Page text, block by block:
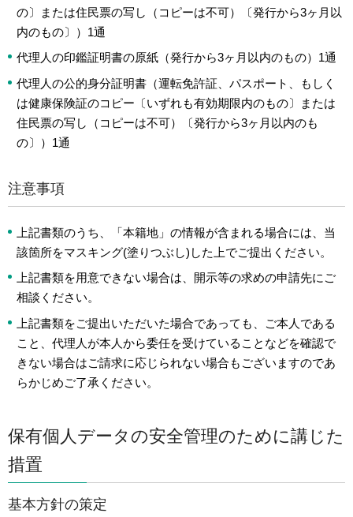
の〕または住民票の写し（コピーは不可）〔発行から3ヶ月以
内のもの〕）1通
代理人の印鑑証明書の原紙（発行から3ヶ月以内のもの）1通
代理人の公的身分証明書（運転免許証、パスポート、もしく
は健康保険証のコピー〔いずれも有効期限内のもの〕または
住民票の写し（コピーは不可）〔発行から3ヶ月以内のも
の〕）1通
注意事項
上記書類のうち、「本籍地」の情報が含まれる場合には、当
該箇所をマスキング(塗りつぶし)した上でご提出ください。
上記書類を用意できない場合は、開示等の求めの申請先にご
相談ください。
上記書類をご提出いただいた場合であっても、ご本人である
こと、代理人が本人から委任を受けていることなどを確認で
きない場合はご請求に応じられない場合もございますのであ
らかじめご了承ください。
保有個人データの安全管理のために講じた
措置
基本方針の策定